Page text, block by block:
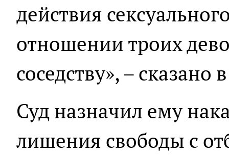
действия
отношении троих
соседству», –
Суд назначил ему
лишения свободы с